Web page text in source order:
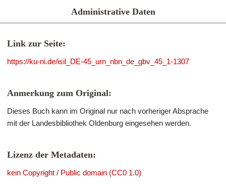
Administrative Daten
Link zur Seite:
https://ku-ni.de/isil_DE-45_urn_nbn_de_gbv_45_1-1307
Anmerkung zum Original:
Dieses Buch kann im Original nur nach vorheriger Absprache
mit der Landesbibliothek Oldenburg eingesehen werden.
Lizenz der Metadaten:
kein Copyright / Public domain (CC0 1.0)